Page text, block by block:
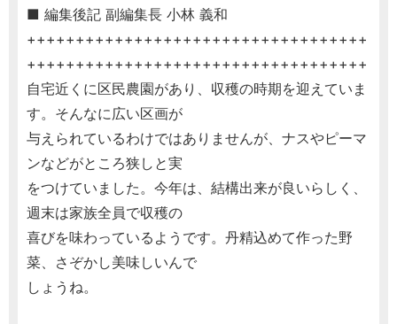
■ 編集後記 副編集長 小林 義和
+++++++++++++++++++++++++++++++++++
+++++++++++++++++++++++++++++++++++
自宅近くに区民農園があり、収穫の時期を迎えていま
す。そんなに広い区画が
与えられているわけではありませんが、ナスやピーマ
ンなどがところ狭しと実
をつけていました。今年は、結構出来が良いらしく、
週末は家族全員で収穫の
喜びを味わっているようです。丹精込めて作った野
菜、さぞかし美味しいんで
しょうね。